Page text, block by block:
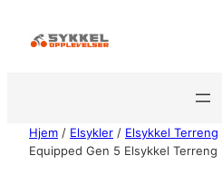
Hjem / Elsykler / Elsykkel Terreng
Equipped Gen 5 Elsykkel Terreng